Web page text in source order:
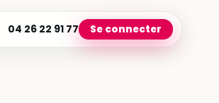
04 26 22 91 77 Se connecter